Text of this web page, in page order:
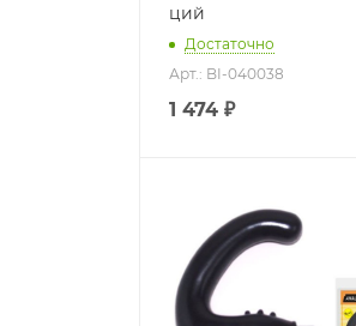
ций
Достаточно
Арт.: BI-040038
1 474 ₽